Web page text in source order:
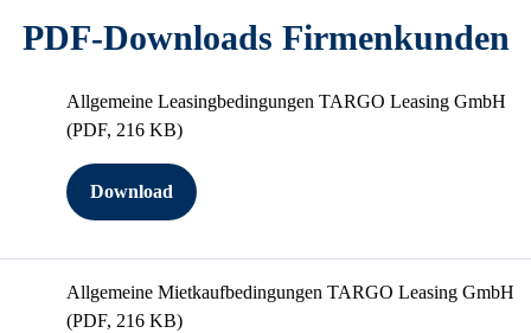
PDF-Downloads Firmenkunden
Allgemeine Leasingbedingungen TARGO Leasing GmbH
(PDF, 216 KB)
Download
Allgemeine Mietkaufbedingungen TARGO Leasing GmbH
(PDF, 216 KB)